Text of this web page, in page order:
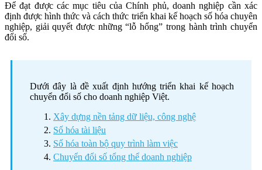
Để đạt được các mục tiêu của Chính phủ, doanh nghiệp cần xác
định được hình thức và cách thức triển khai kế hoạch số hóa chuyên
nghiệp, giải quyết được những “lỗ hổng” trong hành trình chuyển
đổi số.
Dưới đây là đề xuất định hướng triển khai kế hoạch
chuyển đổi số cho doanh nghiệp Việt.
Xây dựng nền tảng dữ liệu, công nghệ
Số hóa tài liệu
Số hóa toàn bộ quy trình làm việc
Chuyển đổi số tổng thể doanh nghiệp